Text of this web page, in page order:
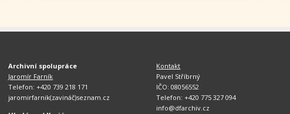
Archivní spolupráce
Jaromír Farník
Telefon: +420 739 218 171
jaromirfarnik(zavináč)seznam.cz
Kontakt
Pavel Stříbrný
IČO: 08056552
Telefon: +420 775 327 094
info@dfarchiv.cz